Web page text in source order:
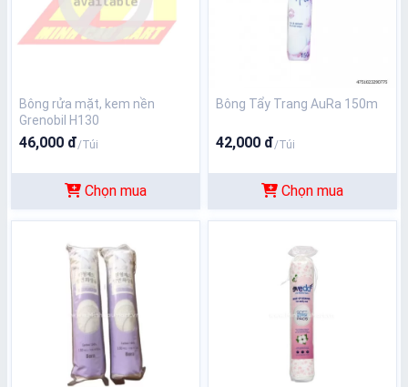
Bông rửa mặt, kem nền
Grenobil H130
46,000 đ/Túi
Chọn mua
Bông Tẩy Trang AuRa 150m
42,000 đ/Túi
Chọn mua